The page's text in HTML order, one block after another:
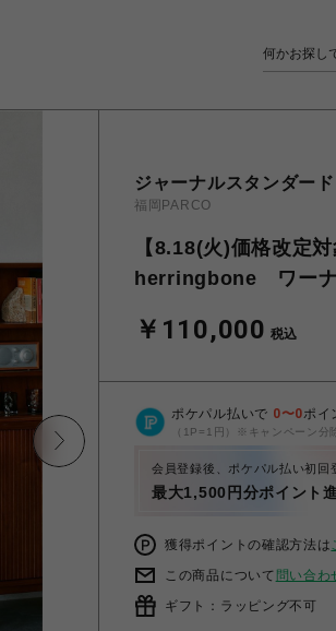
ジャーナルスタンダー
福岡PARCO
【8.18(火)価格改定
herringbone ワー
￥110,000 税込
ポケパル払いで 0〜0ポイ
（1P=1円）※キャンペーン分
会員登録後、ポケパル払い初回
最大1,500円分ポイント
獲得ポイントの確認方法は
この商品について 問い合わ
ギフト：ラッピング不可